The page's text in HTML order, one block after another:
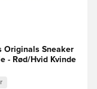
Originals Sneaker
- Rød/Hvid Kvinde